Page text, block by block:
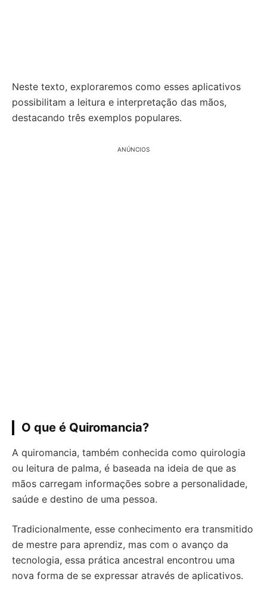
Neste texto, exploraremos como esses aplicativos
possibilitam a leitura e interpretação das mãos,
destacando três exemplos populares.
ANÚNCIOS
O que é Quiromancia?
A quiromancia, também conhecida como quirologia
ou leitura de palma, é baseada na ideia de que as
mãos carregam informações sobre a personalidade,
saúde e destino de uma pessoa.
Tradicionalmente, esse conhecimento era transmitido
de mestre para aprendiz, mas com o avanço da
tecnologia, essa prática ancestral encontrou uma
nova forma de se expressar através de aplicativos.